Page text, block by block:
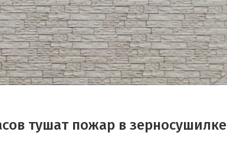
тушат пожар в зерносушилке